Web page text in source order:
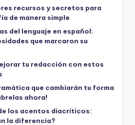
recursos y secretos para
de manera simple
del lenguaje en español:
que marcaron su
tu redacción con estos
que cambiarán tu forma
ahora!
los acentos diacríticos:
la diferencia?